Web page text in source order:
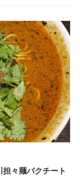
々麺パクチート